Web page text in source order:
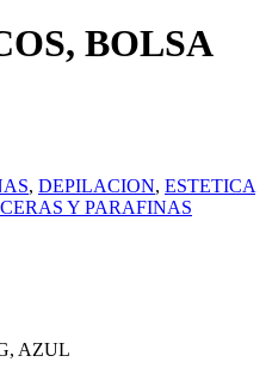
BOLSA
, DEPILACION, ESTETICA
CERAS Y PARAFINAS
AZUL